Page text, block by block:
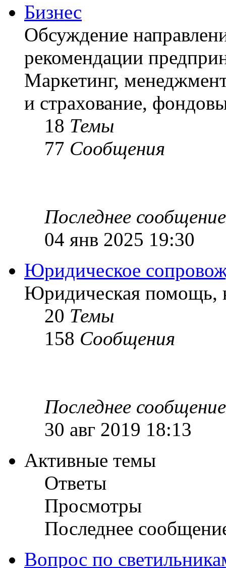
Бизнес
Обсуждение
рекомендации
Маркетинг,
и страхование,
18 Темы
77 Сообщения
Последнее сообщение
04 янв 2025 19:30
Юридическое
Юридическая помощь,
20 Темы
158 Сообщения
Последнее сообщение
30 авг 2019 18:13
Активные темы
Ответы
Просмотры
Последнее
Вопрос по